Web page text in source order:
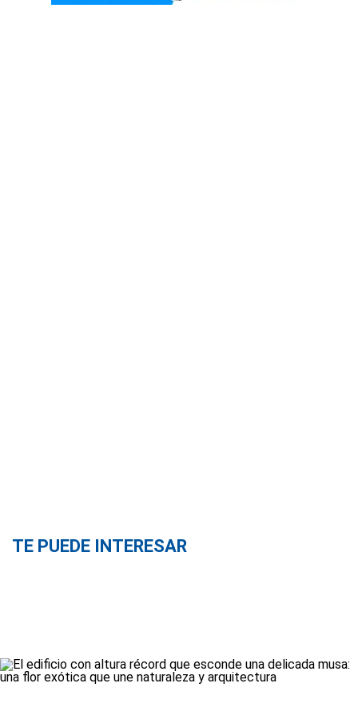
TE PUEDE INTERESAR